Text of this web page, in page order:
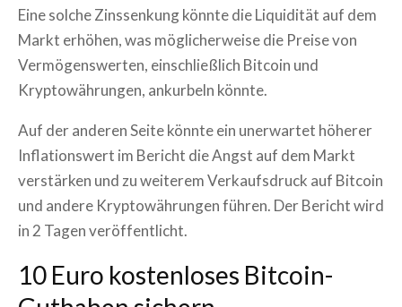
Eine solche Zinssenkung könnte die Liquidität auf dem
Markt erhöhen, was möglicherweise die Preise von
Vermögenswerten, einschließlich Bitcoin und
Kryptowährungen, ankurbeln könnte.
Auf der anderen Seite könnte ein unerwartet höherer
Inflationswert im Bericht die Angst auf dem Markt
verstärken und zu weiterem Verkaufsdruck auf Bitcoin
und andere Kryptowährungen führen. Der Bericht wird
in 2 Tagen veröffentlicht.
10 Euro kostenloses Bitcoin-